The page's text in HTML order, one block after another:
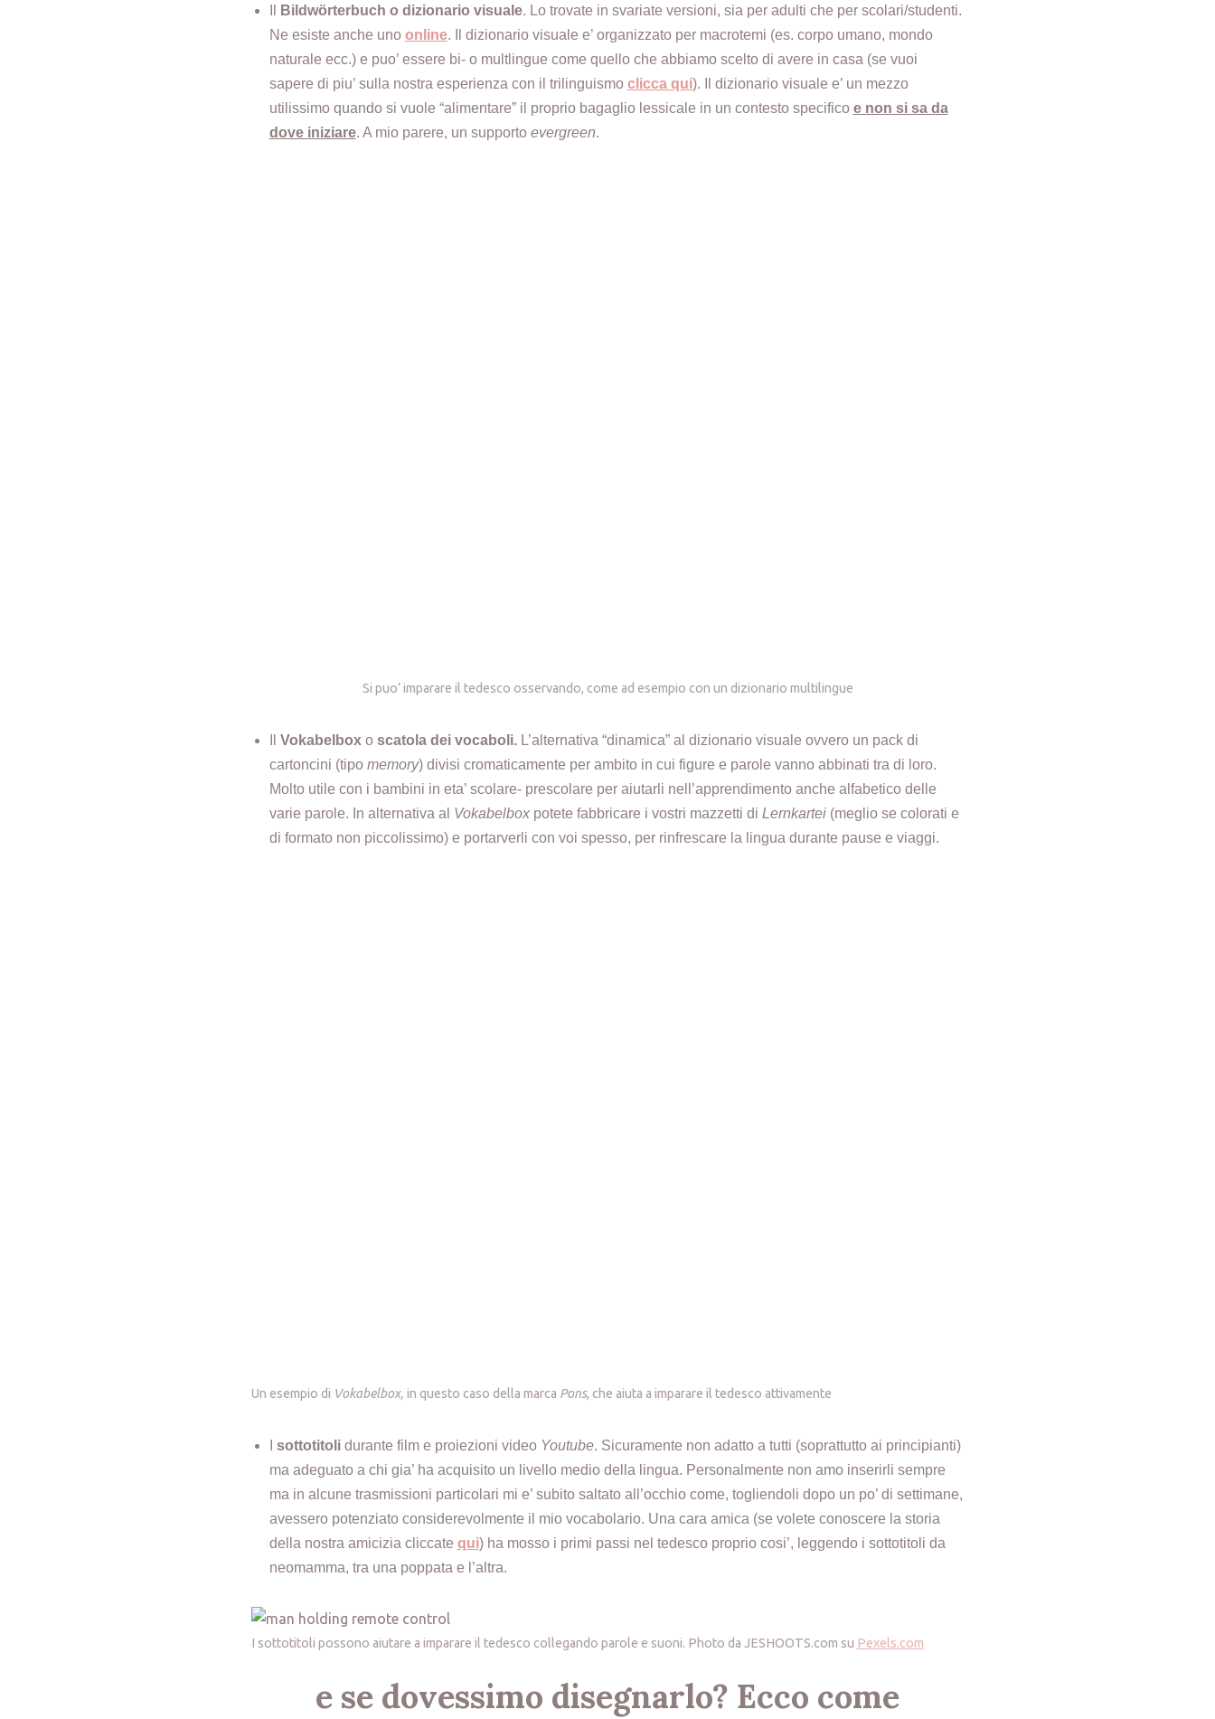
Bildwörterbuch o dizionario visuale. Lo trovate in svariate versioni, sia per adulti che per scolari/studenti.
Ne esiste anche uno online. Il dizionario visuale e’ organizzato per macrotemi (es. corpo umano, mondo
naturale ecc.) e puo’ essere bi- o multlingue come quello che abbiamo scelto di avere in casa (se vuoi
sapere di piu’ sulla nostra esperienza con il trilinguismo clicca qui). Il dizionario visuale e’ un mezzo
utilissimo quando si vuole “alimentare” il proprio bagaglio lessicale in un contesto specifico e non si sa da
dove iniziare. A mio parere, un supporto evergreen.
Si puo’ imparare il tedesco osservando, come ad esempio con un dizionario multilingue
Vokabelboxo scatola dei vocaboli. L’alternativa “dinamica” al dizionario visuale ovvero un pack di
cartoncini (tipo memory) divisi cromaticamente per ambito in cui figure e parole vanno abbinati tra di loro.
Molto utile con i bambini in eta’ scolare- prescolare per aiutarli nell’apprendimento anche alfabetico delle
varie parole. In alternativa al Vokabelbox potete fabbricare i vostri mazzetti di Lernkartei (meglio se colorati e
di formato non piccolissimo) e portarverli con voi spesso, per rinfrescare la lingua durante pause e viaggi.
Un esempio di Vokabelbox, in questo caso della marca Pons, che aiuta a imparare il tedesco attivamente
sottotitolidurante film e proiezioni video Youtube. Sicuramente non adatto a tutti (soprattutto ai principianti)
ma adeguato a chi gia’ ha acquisito un livello medio della lingua. Personalmente non amo inserirli sempre
ma in alcune trasmissioni particolari mi e’ subito saltato all’occhio come, togliendoli dopo un po’ di settimane,
avessero potenziato considerevolmente il mio vocabolario. Una cara amica (se volete conoscere la storia
della nostra amicizia cliccate qui) ha mosso i primi passi nel tedesco proprio cosi’, leggendo i sottotitoli da
neomamma, tra una poppata e l’altra.
I sottotitoli possono aiutare a imparare il tedesco collegando parole e suoni. Photo da JESHOOTS.com su Pexels.com
e se dovessimo disegnarlo? Ecco come